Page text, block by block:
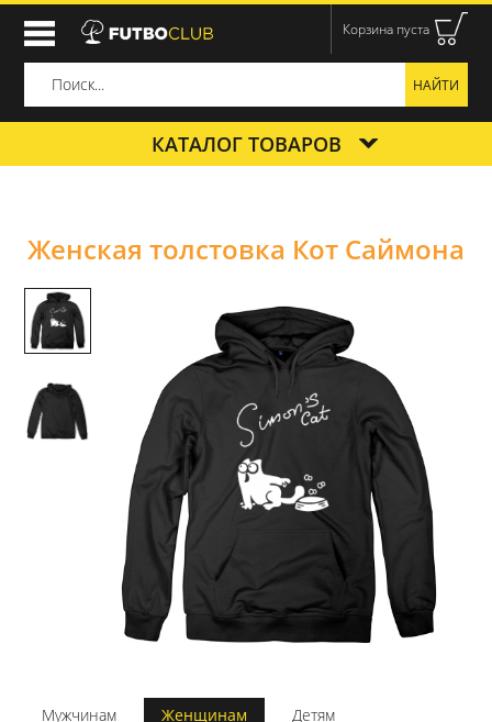
Корзина пуста
КАТАЛОГ ТОВАРОВ
Женская толстовка Кот Саймона
Мужчинам Женщинам Детям